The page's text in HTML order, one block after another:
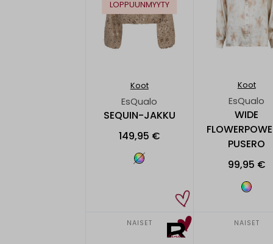
LOPPUUNMYYTY
Koot
EsQualo
SEQUIN-JAKKU
149,95 €
Koot
EsQualo
WIDE
PUSERO
99,95 €
NAISET NAISET